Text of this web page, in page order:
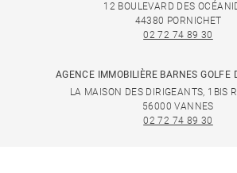
12 BOULEVARD DES
44380 PORNICHET
02 72 74 89 30
AGENCE IMMOBILIÈRE BARNES GOLFE
LA MAISON DES DIRIGEANTS, 1BIS
56000 VANNES
02 72 74 89 30